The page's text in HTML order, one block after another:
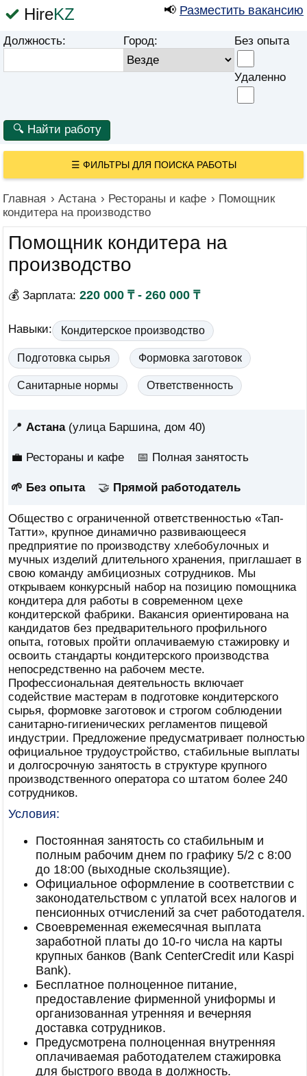
HireKZ 📢 Разместить вакансию
Должность: Город: Без опыта
Удаленно
☰ ФИЛЬТРЫ ДЛЯ ПОИСКА РАБОТЫ
Главная › Астана › Рестораны и кафе › Помощник
кондитера на производство
Помощник кондитера на
производство
💰 Зарплата: 220 000 ₸ - 260 000 ₸
Навыки: Кондитерское производство
Подготовка сырья Формовка заготовок
Санитарные нормы Ответственность
📍 Астана(улица Баршина, дом 40)
💼 Рестораны и кафе 📅 Полная занятость
🌱 Без опыта 🤝 Прямой работодатель
Общество с ограниченной ответственностью «Тап-
Татти», крупное динамично развивающееся
предприятие по производству хлебобулочных и
мучных изделий длительного хранения, приглашает в
свою команду амбициозных сотрудников. Мы
открываем конкурсный набор на позицию помощника
кондитера для работы в современном цехе
кондитерской фабрики. Вакансия ориентирована на
кандидатов без предварительного профильного
опыта, готовых пройти оплачиваемую стажировку и
освоить стандарты кондитерского производства
непосредственно на рабочем месте.
Профессиональная деятельность включает
содействие мастерам в подготовке кондитерского
сырья, формовке заготовок и строгом соблюдении
санитарно-гигиенических регламентов пищевой
индустрии. Предложение предусматривает полностью
официальное трудоустройство, стабильные выплаты
и долгосрочную занятость в структуре крупного
производственного оператора со штатом более 240
сотрудников.
Условия:
Постоянная занятость со стабильным и
полным рабочим днем по графику 5/2 с 8:00
до 18:00 (выходные скользящие).
Официальное оформление в соответствии с
законодательством с уплатой всех налогов и
пенсионных отчислений за счет работодателя.
Своевременная ежемесячная выплата
заработной платы до 10-го числа на карты
крупных банков (Bank CenterCredit или Kaspi
Bank).
Бесплатное полноценное питание,
предоставление фирменной униформы и
организованная утренняя и вечерняя
доставка сотрудников.
Предусмотрена полноценная внутренняя
оплачиваемая работодателем стажировка
для быстрого ввода в должность.